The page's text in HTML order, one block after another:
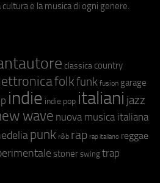
e la musica di ogni genere.
classica country
folkfunk fusion garage
indie indie pop italiani jazz
wave nuova musica italiana
punk r&b rap rap italiano reggae
stoner swing trap